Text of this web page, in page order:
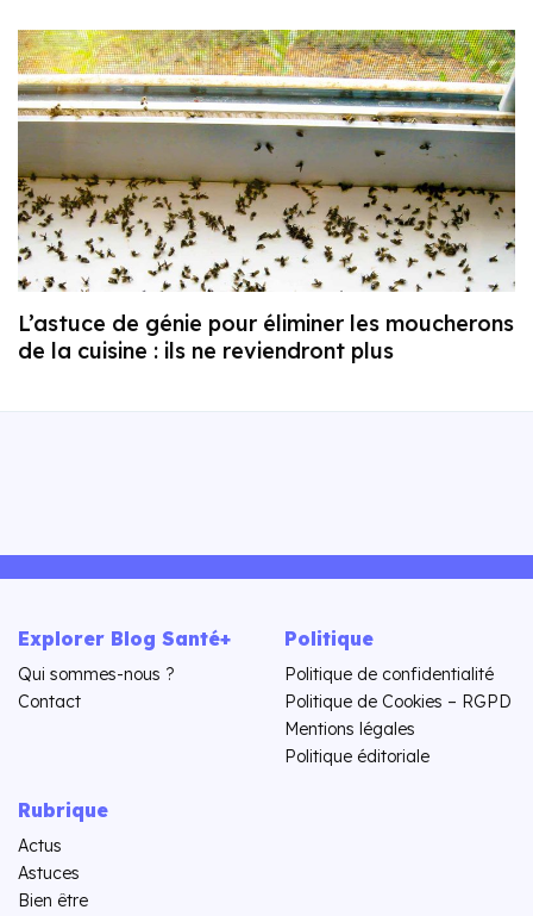
L’astuce de génie pour éliminer les moucherons
de la cuisine : ils ne reviendront plus
Explorer Blog Santé+
Qui sommes-nous ?
Contact
Politique
Politique de confidentialité
Politique de Cookies – RGPD
Mentions légales
Politique éditoriale
Rubrique
Actus
Astuces
Bien être